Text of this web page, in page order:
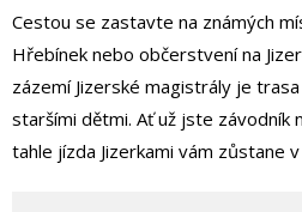
Cestou se zastavte na známých
Hřebínek nebo občerstvení na
zázemí Jizerské magistrály je
staršími dětmi. Ať už jste závodník
tahle jízda Jizerkami vám zůstane